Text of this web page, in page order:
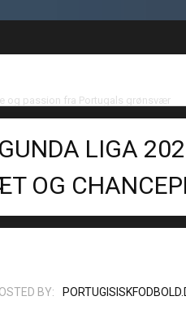
og passion fra Portugals grønsvær
LIGA
OG
BY: